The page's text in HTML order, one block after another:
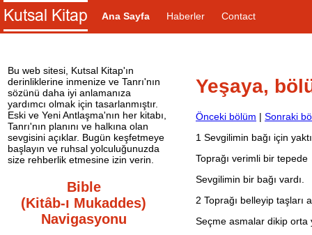
Ana Sayfa Haberler Contact
Bu web sitesi, Kutsal Kitap'ın
derinliklerine inmenize ve Tanrı'nın
sözünü daha iyi anlamanıza
yardımcı olmak için tasarlanmıştır.
Eski ve Yeni Antlaşma'nın her kitabı,
Tanrı'nın planını ve halkına olan
sevgisini açıklar. Bugün keşfetmeye
başlayın ve ruhsal yolculuğunuzda
size rehberlik etmesine izin verin.
Bible
(Kitâb-ı Mukaddes)
Navigasyonu
Yeşaya,
Önceki bölüm | Sonraki
1 Sevgilimin bağı için
Toprağı verimli bir tepede
Sevgilimin bir bağı vardı.
2 Toprağı belleyip taşları
Seçme asmalar dikip orta